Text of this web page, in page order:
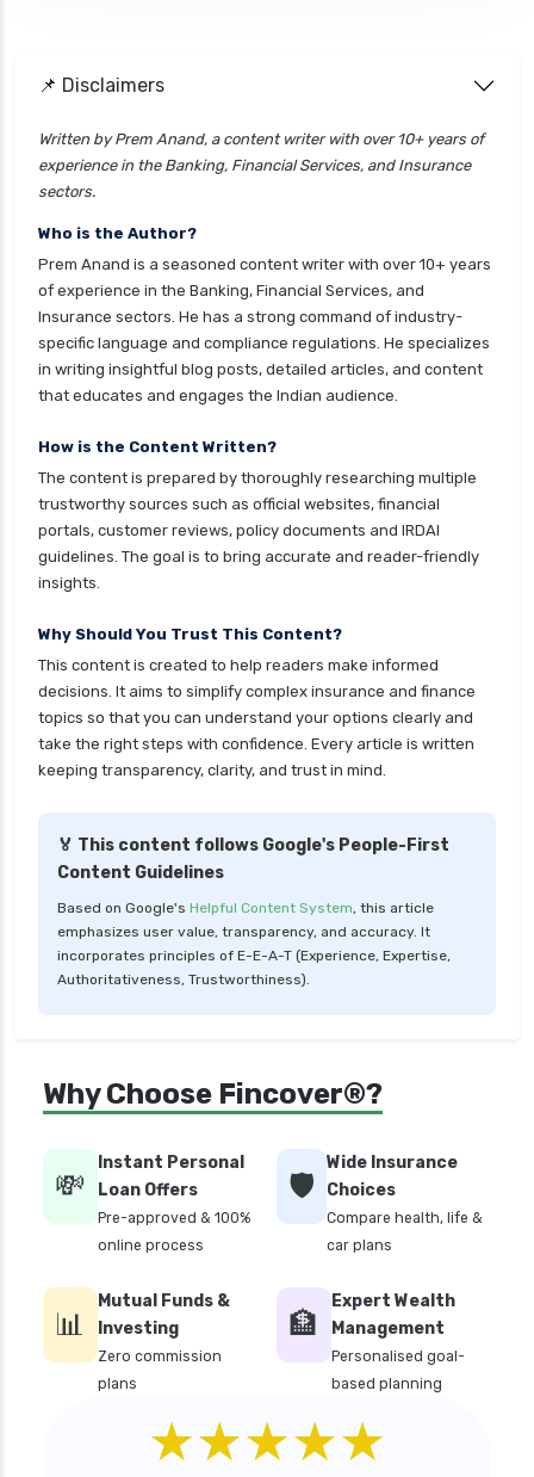
personal loan eligibility hdfc
personal loan eligibility idfc
personal loan eligibility incred
personal loan eligibility indusind bank
personal loan eligibility kotak
personal loan eligibility shriram
personal loan eligibility tata capital
personal loan eligibility yes bank
personal loan for ca
personal loan for defence personnel
personal loan for home renovation
personal loan for it professionals
personal loan for marriage
personal loan for nri
personal loan for salaried individuals
personal loan for self employed
personal loan for women
personal loan in 10 minutes
personal loan in andhra pradesh
personal loan in cochin
personal loan in coimbatore
personal loan in delhi
personal loan in karnataka
personal loan in lucknow
personal loan in madurai
personal loan in maharashtra
personal loan in mumbai
personal loan in tamilnadu
📌 Disclaimers
Written by Prem Anand, a content writer with over 10+ years of
experience in the Banking, Financial Services, and Insurance
sectors.
Who is the Author?
Prem Anand is a seasoned content writer with over 10+ years
of experience in the Banking, Financial Services, and
Insurance sectors. He has a strong command of industry-
specific language and compliance regulations. He specializes
in writing insightful blog posts, detailed articles, and content
that educates and engages the Indian audience.
How is the Content Written?
The content is prepared by thoroughly researching multiple
trustworthy sources such as official websites, financial
portals, customer reviews, policy documents and IRDAI
guidelines. The goal is to bring accurate and reader-friendly
insights.
Why Should You Trust This Content?
This content is created to help readers make informed
decisions. It aims to simplify complex insurance and finance
topics so that you can understand your options clearly and
take the right steps with confidence. Every article is written
keeping transparency, clarity, and trust in mind.
🏅 This content follows Google's People-First
Content Guidelines
Based on Google's Helpful Content System, this article
emphasizes user value, transparency, and accuracy. It
incorporates principles of E-E-A-T (Experience, Expertise,
Authoritativeness, Trustworthiness).
Why Choose Fincover®?
💸
Instant Personal
Loan Offers
Pre-approved & 100%
online process
🛡️
Wide Insurance
Choices
Compare health, life &
car plans
📊
Mutual Funds &
Investing
Zero commission
plans
🏦
Expert Wealth
Management
Personalised goal-
based planning
★★★★★